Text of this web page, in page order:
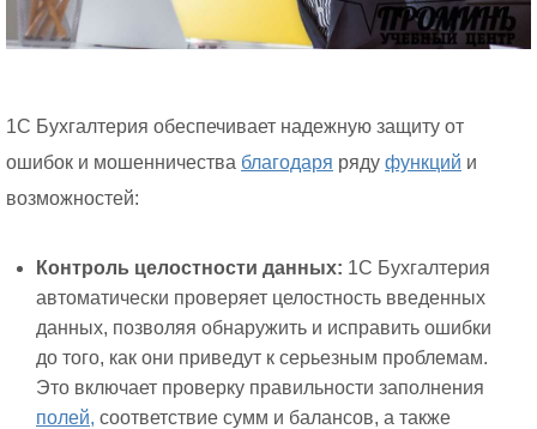
1С Бухгалтерия обеспечивает надежную защиту от
ошибок и мошенничества благодаря ряду функций и
возможностей:
Контроль целостности данных: 1С Бухгалтерия
автоматически проверяет целостность введенных
данных, позволяя обнаружить и исправить ошибки
до того, как они приведут к серьезным проблемам.
Это включает проверку правильности заполнения
полей, соответствие сумм и балансов, а также